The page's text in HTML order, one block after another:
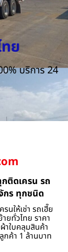
ย
บริการ 24
กติดเครน รถ
กร ทุกชนิด
นให้เช่า รถเฮี๊ย
ยทั่วไทย ราคา
าใบคลุมสินค้า
กค้า 1 ล้านบาท